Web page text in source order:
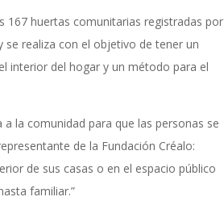
167 huertas comunitarias registradas por
se realiza con el objetivo de tener un
interior del hogar y un método para el
la comunidad para que las personas se
de la Fundación Créalo:
de sus casas o en el espacio público
familiar.”